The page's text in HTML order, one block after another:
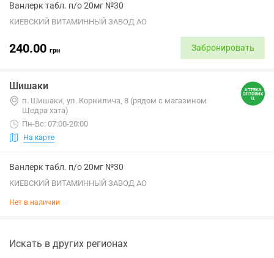
Ванлерк табл. п/о 20мг №30
КИЕВСКИЙ ВИТАМИННЫЙ ЗАВОД АО
240.00 грн Забронировать
Шишаки
п. Шишаки, ул. Корнилича, 8 (рядом с магазином
Щедра хата)
Пн-Вс: 07:00-20:00
На карте
Ванлерк табл. п/о 20мг №30
КИЕВСКИЙ ВИТАМИННЫЙ ЗАВОД АО
Нет в наличии
Искать в других регионах